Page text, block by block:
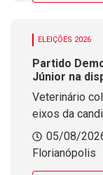
ELEIÇÕES 2026
Partido
Júnior na
Veterinário
eixos da
nome para
05/08/
Florianópolis